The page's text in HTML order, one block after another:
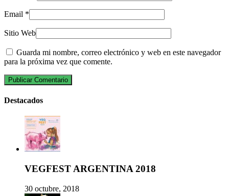
Email *
Sitio Web
Guarda mi nombre, correo electrónico y web en este navegador
para la próxima vez que comente.
Destacados
VEGFEST ARGENTINA 2018
30 octubre, 2018